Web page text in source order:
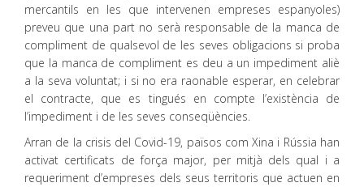
mercantils en les que intervenen empreses espanyoles)
preveu que una part no serà responsable de la manca de
compliment de qualsevol de les seves obligacions si proba
que la manca de compliment es deu a un impediment aliè
a la seva voluntat; i si no era raonable esperar, en celebrar
el contracte, que es tingués en compte l’existència de
l’impediment i de les seves conseqüències.
Arran de la crisis del Covid-19, països com Xina i Rússia han
activat certificats de força major, per mitjà dels qual i a
requeriment d’empreses dels seus territoris que actuen en